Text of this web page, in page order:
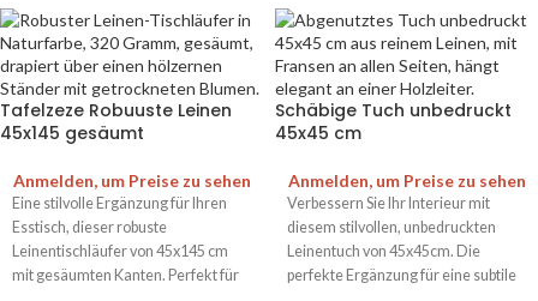
Tafelzeze Robuuste Leinen
45x145 gesäumt
Anmelden, um Preise zu sehen
Eine stilvolle Ergänzung für Ihren
Esstisch, dieser robuste
Leinentischläufer von 45x145 cm
mit gesäumten Kanten. Perfekt für
Schäbige Tuch unbedruckt
45x45 cm
Anmelden, um Preise zu sehen
Verbessern Sie Ihr Interieur mit
diesem stilvollen, unbedruckten
Leinentuch von 45x45cm. Die
perfekte Ergänzung für eine subtile